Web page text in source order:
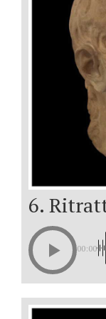
6.
00:00